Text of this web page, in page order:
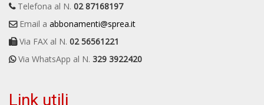
Telefona al N. 02 87168197
Email a abbonamenti@sprea.it
Via FAX al N. 02 56561221
Via WhatsApp al N. 329 3922420
Link utili